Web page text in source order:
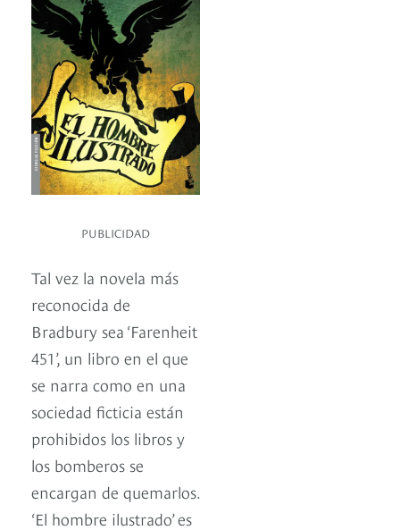
PUBLICIDAD
Tal vez la novela más
reconocida de
Bradbury sea ‘Farenheit
451’, un libro en el que
se narra como en una
sociedad ficticia están
prohibidos los libros y
los bomberos se
encargan de quemarlos.
‘El hombre ilustrado’ es